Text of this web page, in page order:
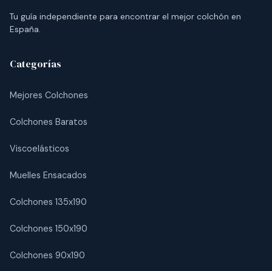
Tu guía independiente para encontrar el mejor colchón en
España.
Categorías
Mejores Colchones
Colchones Baratos
Viscoelásticos
Muelles Ensacados
Colchones 135x190
Colchones 150x190
Colchones 90x190